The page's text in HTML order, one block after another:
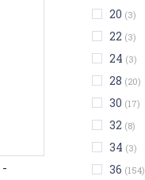
20 (3)
22 (3)
24 (3)
28 (20)
30 (17)
32 (8)
34 (3)
36 (154)